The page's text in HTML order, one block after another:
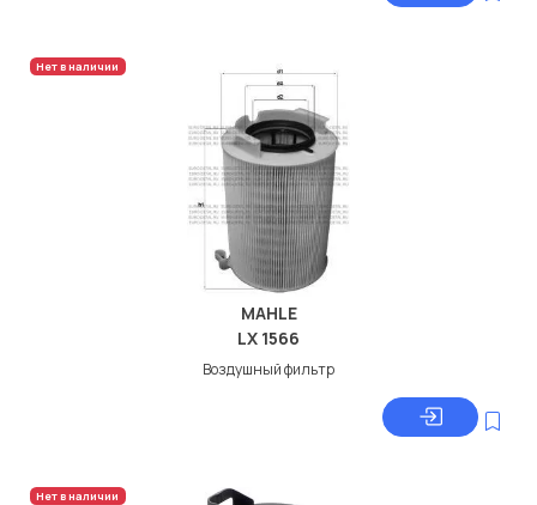
Нет в наличии
MAHLE
LX 1566
Воздушный фильтр
Нет в наличии